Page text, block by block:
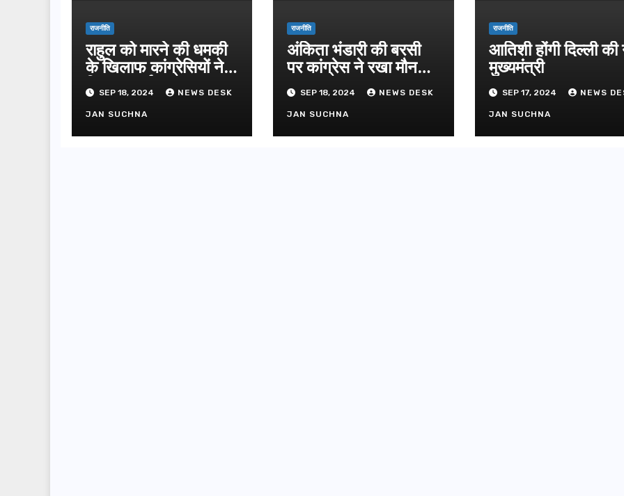
राजनीति
राहुल को मारने की धमकी
के खिलाफ कांग्रेसियों ने
किया प्रदर्शन
SEP 18, 2024 NEWS DESK
JAN SUCHNA
राजनीति
अंकिता भंडारी की बरसी
पर कांग्रेस ने रखा मौन
उपवास
SEP 18, 2024 NEWS DESK
JAN SUCHNA
राजनीति
आतिशी होंगी दिल्ली
मुख्यमंत्री
SEP 17, 2024 NEWS
JAN SUCHNA